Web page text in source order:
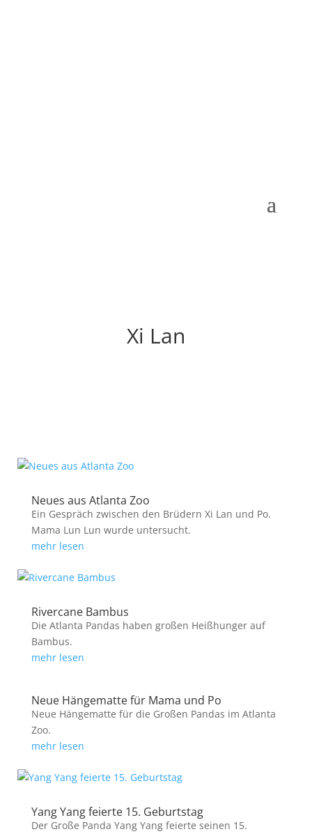
Xi Lan
Neues aus Atlanta Zoo
Ein Gespräch zwischen den Brüdern Xi Lan und Po.
Mama Lun Lun wurde untersucht.
mehr lesen
Rivercane Bambus
Die Atlanta Pandas haben großen Heißhunger auf
Bambus.
mehr lesen
Neue Hängematte für Mama und Po
Neue Hängematte für die Großen Pandas im Atlanta
Zoo.
mehr lesen
Yang Yang feierte 15. Geburtstag
Der Große Panda Yang Yang feierte seinen 15.